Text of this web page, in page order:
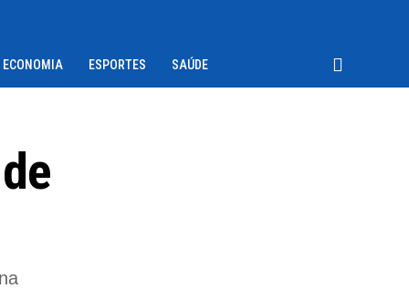
ECONOMIA ESPORTES SAÚDE